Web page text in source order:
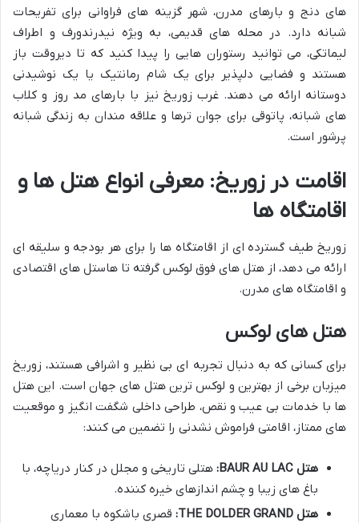
های دنج و بارهای مدرن، شهر گزینه های فراوانی برای تفریحات
شبانه دارد. در محله های قدیمی، به ویژه نیدرندورف و اطراف
لیماتکی، می توانید رستوران هایی را پیدا کنید که تا دیروقت باز
هستند و فضایی دلپذیر برای یک شام رمانتیک یا یک نوشیدنی
دوستانه ارائه می دهند. غرب زوریخ نیز با بارهای مد روز و کلاب
های شبانه، پاتوقی برای جوان ترها و علاقه مندان به زندگی شبانه
پرشور است.
اقامت در زوریخ: معرفی انواع هتل ها و
اقامتگاه ها
زوریخ طیف گسترده ای از اقامتگاه ها را برای هر بودجه و سلیقه ای
ارائه می دهد، از هتل های فوق لوکس گرفته تا هاستل های اقتصادی
و اقامتگاه های مدرن.
هتل های لوکس
برای کسانی که به دنبال تجربه ای بی نظیر و اشرافی هستند، زوریخ
میزبان برخی از بهترین و لوکس ترین هتل های جهان است. این هتل
ها با خدمات بی عیب و نقص، طراحی داخلی شگفت انگیز و موقعیت
های ممتاز، اقامتی فراموش نشدنی را تضمین می کنند:
هتل BAUR AU LAC:
هتلی تاریخی و مجلل در کنار دریاچه، با
باغ های زیبا و چشم اندازهای خیره کننده.
هتل THE DOLDER GRAND:
قصری باشکوه با معماری